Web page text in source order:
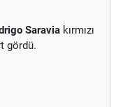
Saravia kırmızı
gördü.